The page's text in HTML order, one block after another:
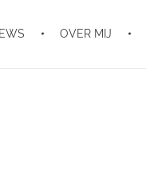
OVER MIJ